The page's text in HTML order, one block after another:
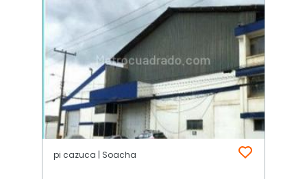
pi cazuca | Soacha